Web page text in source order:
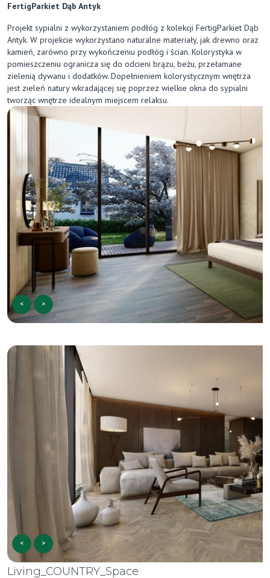
FertigParkiet Dąb Antyk
Projekt sypialni z wykorzystaniem podłóg z kolekcji FertigParkiet Dąb
Antyk. W projekcie wykorzystano naturalne materiały, jak drewno oraz
kamień, zarówno przy wykończeniu podłóg i ścian. Kolorystyka w
pomieszczeniu ogranicza się do odcieni brązu, beżu, przełamane
zielenią dywanu i dodatków. Dopełnieniem kolorystycznym wnętrza
jest zieleń natury wkradającej się poprzez wielkie okna do sypialni
tworząc wnętrze idealnym miejscem relaksu.
< >
< >
Living_COUNTRY_Space